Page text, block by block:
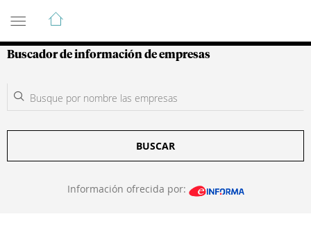
Guía de Empresas Colombianas
Buscador de información de empresas
BUSCAR
Información ofrecida por: